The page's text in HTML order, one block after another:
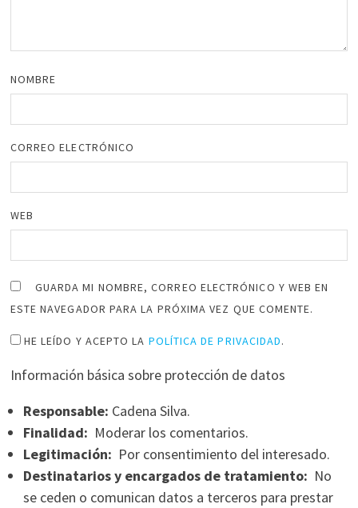
NOMBRE
CORREO ELECTRÓNICO
WEB
GUARDA MI NOMBRE, CORREO ELECTRÓNICO Y WEB EN
ESTE NAVEGADOR PARA LA PRÓXIMA VEZ QUE COMENTE.
HE LEÍDO Y ACEPTO LA POLÍTICA DE PRIVACIDAD.
Información básica sobre protección de datos
Responsable: Cadena Silva.
Finalidad: Moderar los comentarios.
Legitimación: Por consentimiento del interesado.
Destinatarios y encargados de tratamiento: No
se ceden o comunican datos a terceros para prestar